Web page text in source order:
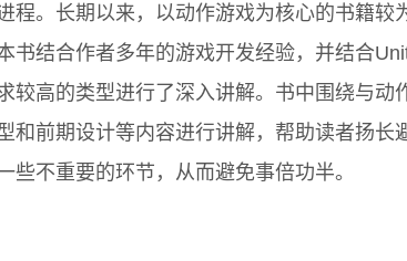
程。长期以来，以动作游戏为核心的书籍较
书结合作者多年的游戏开发经验，并结合
较高的类型进行了深入讲解。书中围绕与动
和前期设计等内容进行讲解，帮助读者扬长
些不重要的环节，从而避免事倍功半。